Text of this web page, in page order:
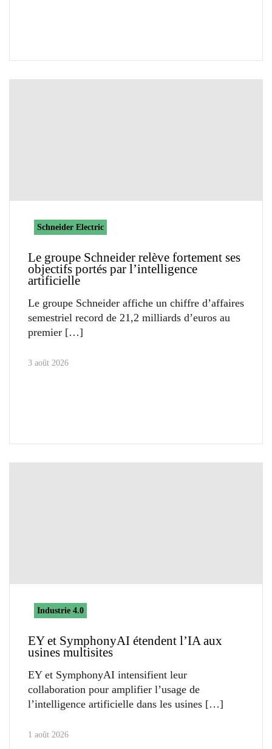
Schneider Electric
Le groupe Schneider relève fortement ses
objectifs portés par l’intelligence
artificielle
Le groupe Schneider affiche un chiffre d’affaires
semestriel record de 21,2 milliards d’euros au
premier
3 août 2026
Industrie 4.0
EY et SymphonyAI étendent l’IA aux
usines multisites
EY et SymphonyAI intensifient leur
collaboration pour amplifier l’usage de
l’intelligence artificielle dans les usines
1 août 2026